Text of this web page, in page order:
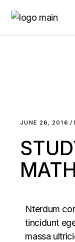
JUNE 26, 2016
Nterdum
tincidunt
massa